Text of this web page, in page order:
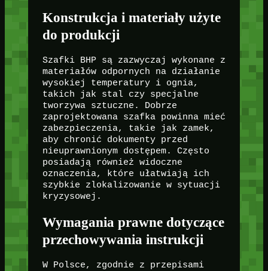
Konstrukcja i materiały użyte
do produkcji
Szafki BHP są zazwyczaj wykonane z
materiałów odpornych na działanie
wysokiej temperatury i ognia,
takich jak stal czy specjalne
tworzywa sztuczne. Dobrze
zaprojektowana szafka powinna mieć
zabezpieczenia, takie jak zamek,
aby chronić dokumenty przed
nieuprawnionym dostępem. Często
posiadają również widoczne
oznaczenia, które ułatwiają ich
szybkie zlokalizowanie w sytuacji
kryzysowej.
Wymagania prawne dotyczące
przechowywania instrukcji
W Polsce, zgodnie z przepisami